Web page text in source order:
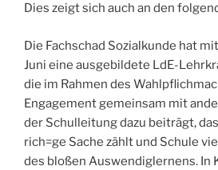
Dies zeigt sich auch an den
Die Fachschad Sozialkunde hat
Juni eine ausgebildete LdE-
die im Rahmen des
Engagement gemeinsam mit
der Schulleitung dazu beiträgt,
rich=ge Sache zählt und Schule
des bloßen Auswendiglernens. In